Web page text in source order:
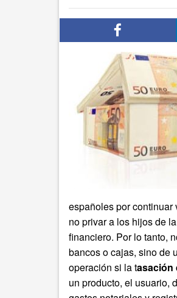
españoles por
no privar a los hijos de
financiero. Por lo tanto,
bancos o cajas, sino de
operación si la tasación
un producto, el usuario,